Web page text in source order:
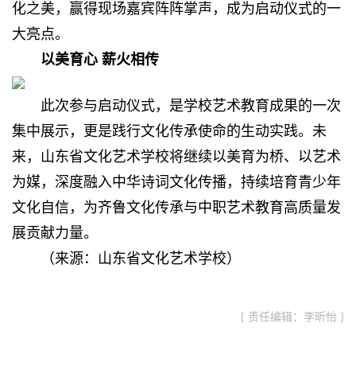
化之美，赢得现场嘉宾阵阵掌声，成为启动仪式的一
大亮点。
以美育心 薪火相传
此次参与启动仪式，是学校艺术教育成果的一次
集中展示，更是践行文化传承使命的生动实践。未
来，山东省文化艺术学校将继续以美育为桥、以艺术
为媒，深度融入中华诗词文化传播，持续培育青少年
文化自信，为齐鲁文化传承与中职艺术教育高质量发
展贡献力量。
（来源：山东省文化艺术学校）
[ 责任编辑：李昕怡 ]